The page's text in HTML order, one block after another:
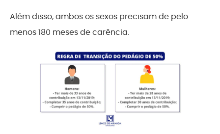
Além disso, ambos os sexos precisam de pelo
menos 180 meses de carência.